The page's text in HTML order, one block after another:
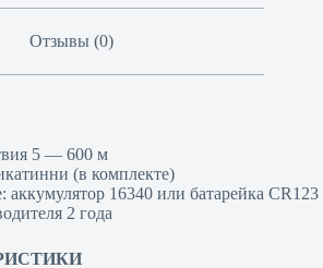
Отзывы (0)
5 — 600 м
(в комплекте)
аккумулятор 16340 или батарейка CR123
2 года